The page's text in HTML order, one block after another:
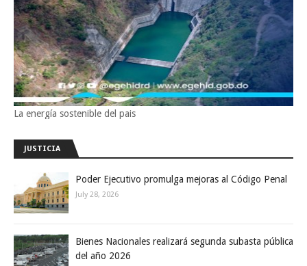
La energía sostenible del pais
JUSTICIA
Poder Ejecutivo promulga mejoras al Código Penal
July 28, 2026
Bienes Nacionales realizará segunda subasta pública
del año 2026